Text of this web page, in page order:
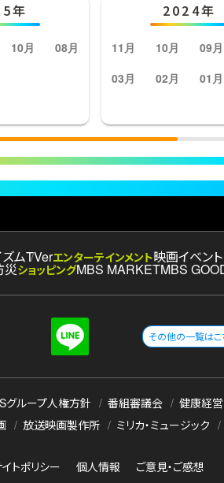
年
10月
08月
2024年
11月 10月
09月
03月
02月 01月
ムTVerエンターテインメント映画イベント
災ショッピングMBS MARKETMBS
その他の一覧はこ
グループ人権方針 番組審議会 健康経
放送映画製作所 ミリカ・ミュージック
トポリシー 個人情報 ご意見・ご感想